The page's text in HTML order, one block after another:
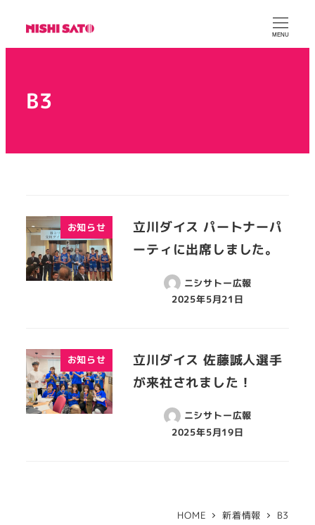
MENU
B3
お知らせ
立川ダイス パートナーパ
ーティに出席しました。
ニシサトー広報
2025年5月21日
お知らせ
立川ダイス 佐藤誠人選手
が来社されました！
ニシサトー広報
2025年5月19日
HOME 新着情報 B3